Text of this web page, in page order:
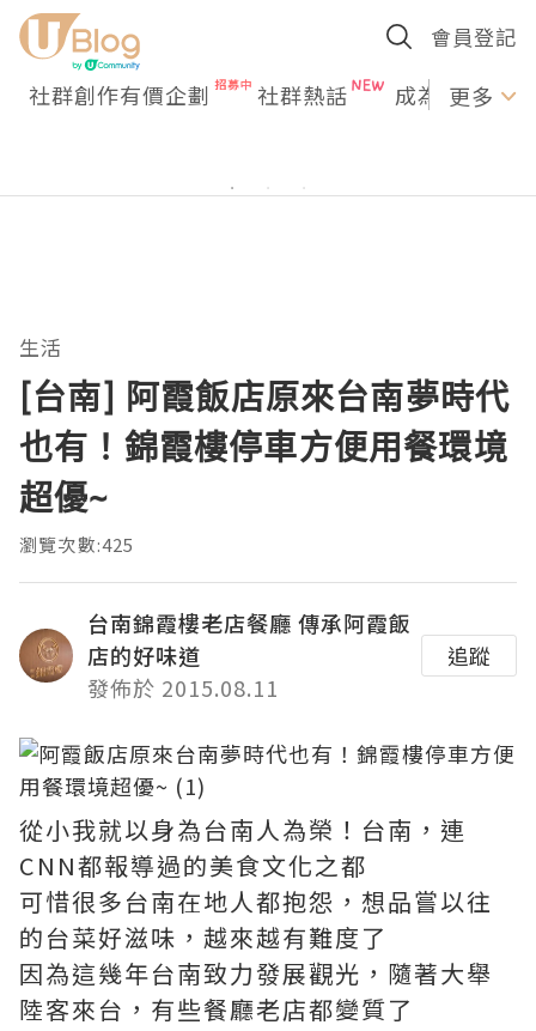
會員登記
社群創作有價企劃 社群熱話 成為U更多
生活
[台南] 阿霞飯店原來台南夢時代
也有！錦霞樓停車方便用餐環境
超優~
瀏覽次數:425
台南錦霞樓老店餐廳 傳承阿霞飯
店的好味道
發佈於 2015.08.11
追蹤
從小我就以身為台南人為榮！台南，連
CNN都報導過的美食文化之都
可惜很多台南在地人都抱怨，想品嘗以往
的台菜好滋味，越來越有難度了
因為這幾年台南致力發展觀光，隨著大舉
陸客來台，有些餐廳老店都變質了